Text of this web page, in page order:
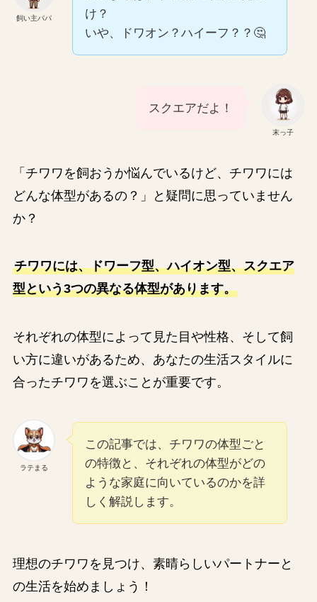
飼い主パパ
け？
いや、ドワオン？ハイーフ？？🤔
末っ子
スクエアだよ！
「チワワを飼おうか悩んでいるけど、チワワには
どんな体型があるの？」と疑問に思っていません
か？
チワワには、ドワーフ型、ハイオン型、スクエア
型という3つの異なる体型があります。
それぞれの体型によって見た目や性格、そして飼
い方に違いがあるため、あなたの生活スタイルに
合ったチワワを選ぶことが重要です。
ラテまる
この記事では、チワワの体型ごと
の特徴と、それぞれの体型がどの
ような家庭に向いているのかを詳
しく解説します。
理想のチワワを見つけ、素晴らしいパートナーと
の生活を始めましょう！